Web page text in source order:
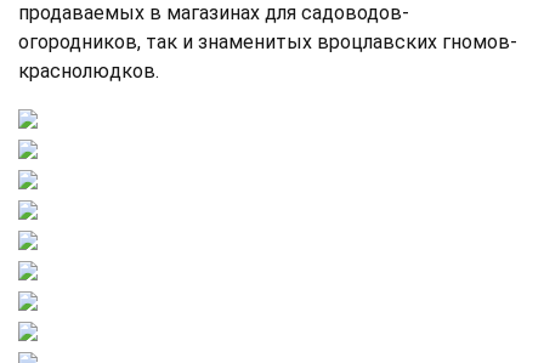
продаваемых в магазинах для садоводов-
огородников, так и знаменитых вроцлавских гномов-
краснолюдков.